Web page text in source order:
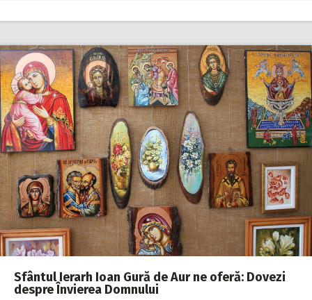
Sfântul Ierarh Ioan Gură de Aur ne oferă: Dovezi
despre Învierea Domnului